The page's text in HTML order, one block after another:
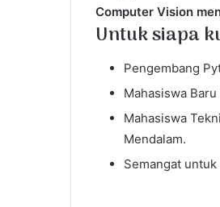
Computer Vision
Untuk siapa
Pengembang
Mahasiswa
Mahasiswa
Mendalam.
Semangat